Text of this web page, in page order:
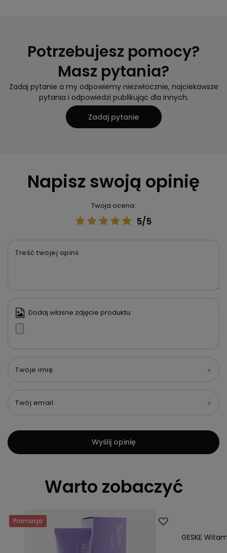
Potrzebujesz pomocy?
Masz pytania?
Zadaj pytanie a my odpowiemy niezwłocznie, najciekawsze
pytania i odpowiedzi publikując dla innych.
Zadaj pytanie
Napisz swoją opinię
Twoja ocena:
5/5
Treść twojej opinii
Dodaj własne zdjęcie produktu:
Twoje imię
Twój email
Wyślij opinię
Warto zobaczyć
Promocja
GESKE